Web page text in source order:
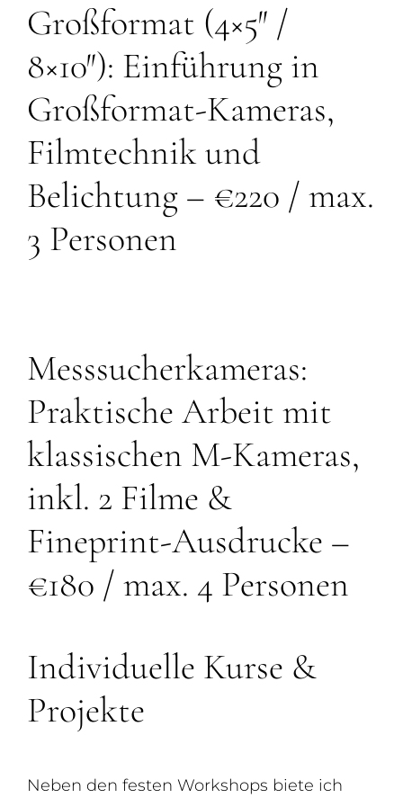
Großformat (4×5″ /
8×10″): Einführung in
Großformat-Kameras,
Filmtechnik und
Belichtung – €220 / max.
3 Personen
Messsucherkameras:
Praktische Arbeit mit
klassischen M-Kameras,
inkl. 2 Filme &
Fineprint-Ausdrucke –
€180 / max. 4 Personen
Individuelle Kurse &
Projekte
Neben den festen Workshops biete ich